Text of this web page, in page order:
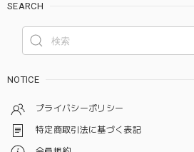
SEARCH
NOTICE
プライバシーポリシー
特定商取引法に基づく表記